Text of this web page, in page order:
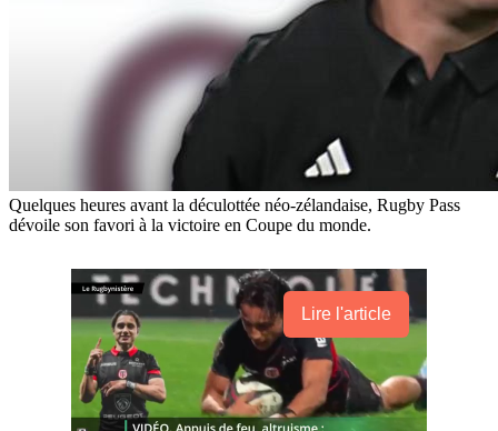
Quelques heures avant la déculottée néo-zélandaise, Rugby Pass
dévoile son favori à la victoire en Coupe du monde.
Lire l'article